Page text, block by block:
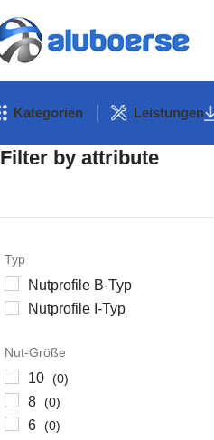
Kategorien Leistungen
Filter by attribute
Typ
Nutprofile B-Typ
Nutprofile I-Typ
Nut-Größe
10 (0)
8 (0)
6 (0)